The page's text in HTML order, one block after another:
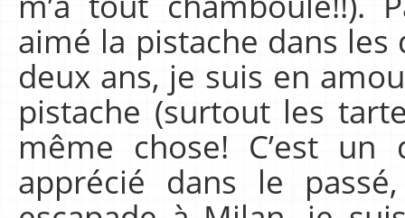
aimé la pistache dans
deux ans, je suis en
pistache (surtout les
même chose! C’est
apprécié dans le